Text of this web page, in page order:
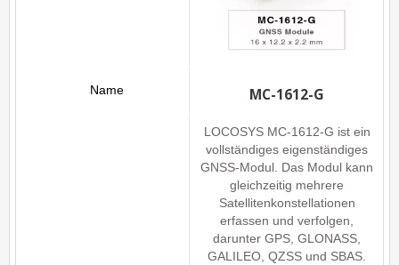
MC-1612-G
LOCOSYS MC-1612-G ist ein
vollständiges eigenständiges
GNSS-Modul. Das Modul kann
gleichzeitig mehrere
Satellitenkonstellationen
erfassen und verfolgen,
darunter GPS, GLONASS,
GALILEO, QZSS und SBAS.